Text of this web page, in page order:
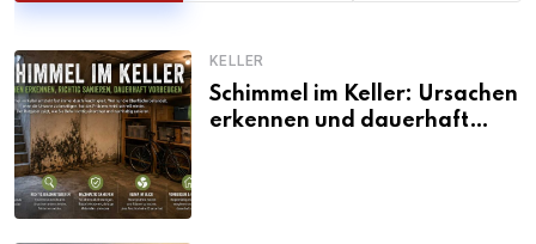
KELLER
Schimmel im Keller: Ursachen
erkennen und dauerhaft